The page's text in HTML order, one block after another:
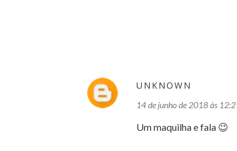
UNKNOWN
14 de junho de 2018 às
Um maquilha e fala 😉